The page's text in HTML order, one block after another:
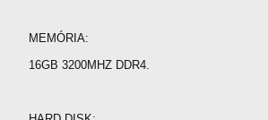
MEMÓRIA:
16GB 3200MHZ DDR4.